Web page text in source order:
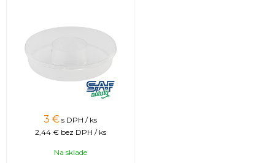
3 € s DPH / ks
2,44 € bez DPH / ks
Na sklade